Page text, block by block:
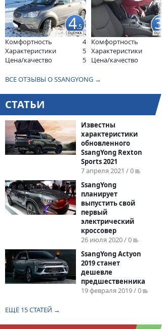
4.5
Комфортность
4
Характеристики
5
Цена/качество
5
3
Комфортность
Характеристики
Цена/качество
ВСЕ ОТЗЫВЫ О SSANGYONG →
СТАТЬИ
Известны
характеристики
обновленного
SsangYong Rexton
Sports 2021
7 апреля 2021 / 0
SsangYong
планирует
выпустить свой
первый
электрический
кроссовер
26 июля 2020 / 0
SsangYong Actyon
2019 станет
дешевле
предшественника
19 февраля 2019 / 0
ЕЩЁ 15 СТАТЕЙ →